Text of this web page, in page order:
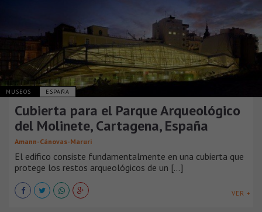
MUSEOS ESPAÑA
Cubierta para el Parque Arqueológico
del Molinete, Cartagena, España
Amann-Cánovas-Maruri
El edifico consiste fundamentalmente en una cubierta que
protege los restos arqueológicos de un [...]
VER +